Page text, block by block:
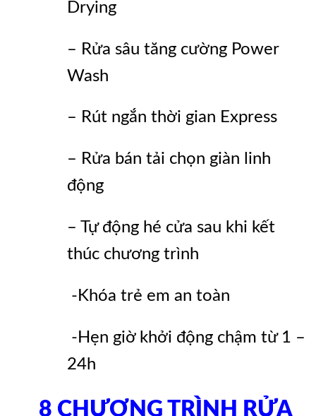
Drying
– Rửa sâu tăng cường Power
Wash
– Rút ngắn thời gian Express
– Rửa bán tải chọn giàn linh
động
– Tự động hé cửa sau khi kết
thúc chương trình
-Khóa trẻ em an toàn
-Hẹn giờ khởi động chậm từ 1 –
24h
8 CHƯƠNG TRÌNH RỬA